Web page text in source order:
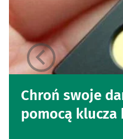
Chroń swoje
pomocą klucza